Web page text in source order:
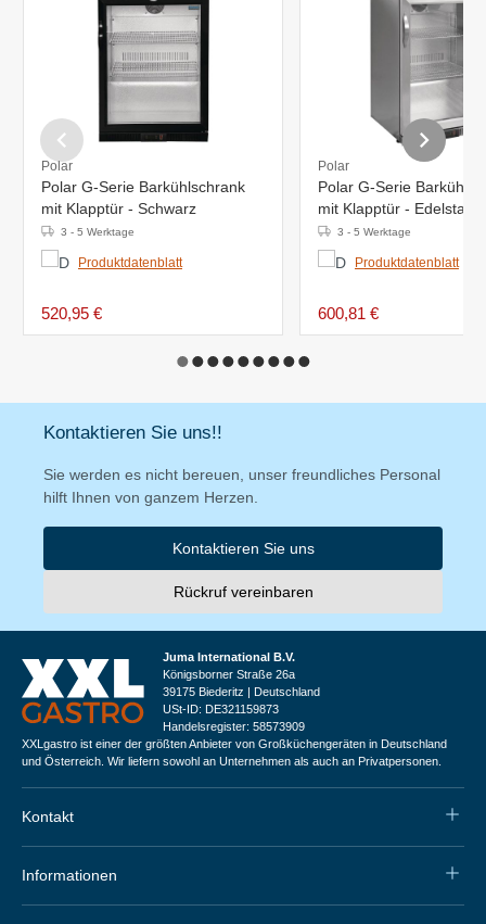
Polar
Polar G-Serie Barkühlschrank
mit Klapptür - Schwarz
3 - 5 Werktage
Produktdatenblatt
520,95 €
Polar
Polar G-Serie
mit Klapptür - Edelstahl
3 - 5 Werktage
Produktdatenblatt
600,81 €
Kontaktieren Sie uns!!
Sie werden es nicht bereuen, unser freundliches Personal
hilft Ihnen von ganzem Herzen.
Kontaktieren Sie uns
Rückruf vereinbaren
Juma International B.V.
Königsborner Straße 26a
39175 Biederitz | Deutschland
USt-ID: DE321159873
Handelsregister: 58573909
XXLgastro ist einer der größten Anbieter von Großküchengeräten in Deutschland
und Österreich. Wir liefern sowohl an Unternehmen als auch an Privatpersonen.
Kontakt
Informationen